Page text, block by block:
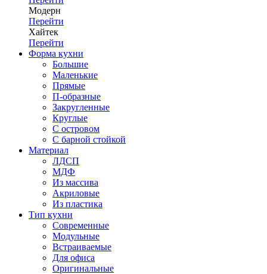
Модерн
Перейти
Хайтек
Перейти
Форма кухни
Большие
Маленькие
Прямые
П-образные
Закругленные
Круглые
С островом
С барной стойкой
Материал
ЛДСП
МДФ
Из массива
Акриловые
Из пластика
Тип кухни
Современные
Модульные
Встраиваемые
Для офиса
Оригинальные